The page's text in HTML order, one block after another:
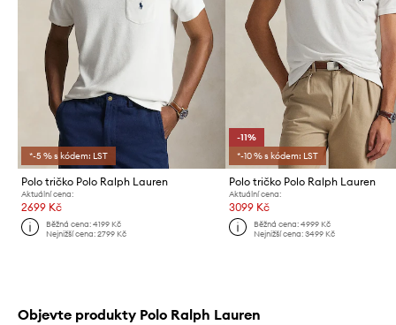
*-5 % s kódem: LST
Polo tričko Polo Ralph Lauren
Aktuální cena:
2699 Kč
Běžná cena:4199 Kč
Nejnižší cena:2799 Kč
-11%
*-10 % s kódem: LST
Polo tričko Polo Ralph Lauren
Aktuální cena:
3099 Kč
Běžná cena: 4999 Kč
Nejnižší cena: 3499 Kč
Objevte produkty Polo Ralph Lauren